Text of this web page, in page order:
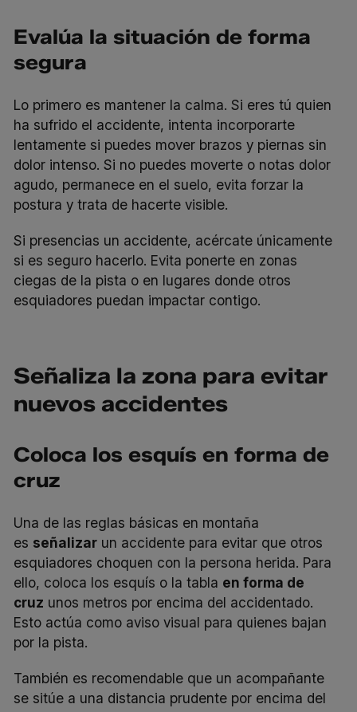
Evalúa la situación de forma
segura
Lo primero es mantener la calma. Si eres tú quien
ha sufrido el accidente, intenta incorporarte
lentamente si puedes mover brazos y piernas sin
dolor intenso. Si no puedes moverte o notas dolor
agudo, permanece en el suelo, evita forzar la
postura y trata de hacerte visible.
Si presencias un accidente, acércate únicamente
si es seguro hacerlo. Evita ponerte en zonas
ciegas de la pista o en lugares donde otros
esquiadores puedan impactar contigo.
Señaliza la zona para evitar
nuevos accidentes
Coloca los esquís en forma de
cruz
Una de las reglas básicas en montaña
es señalizar un accidente para evitar que otros
esquiadores choquen con la persona herida. Para
ello, coloca los esquís o la tabla en forma de
cruz unos metros por encima del accidentado.
Esto actúa como aviso visual para quienes bajan
por la pista.
También es recomendable que un acompañante
se sitúe a una distancia prudente por encima del